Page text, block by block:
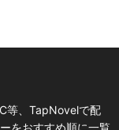
等、TapNovelで配
をおすすめ順に一覧